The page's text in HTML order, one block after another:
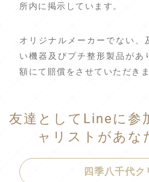
所内に掲示しています。
オリジナルメーカーでない、
い機器及びプチ整形製品があ
額にて賠償をさせていただきま
友達としてLineに参
ャリストがあな
四季八千代ク